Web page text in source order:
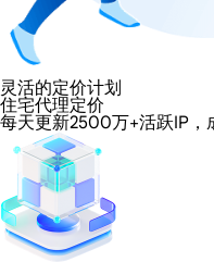
灵活的定价计划
住宅代理定价
每天更新2500万+活跃IP，